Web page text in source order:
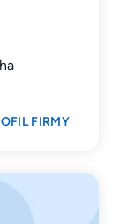
FIRMY